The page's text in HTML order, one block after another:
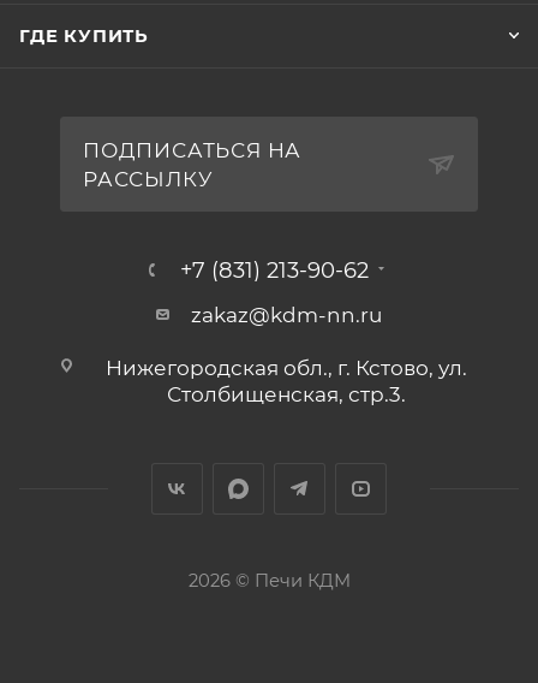
ГДЕ КУПИТЬ
ПОДПИСАТЬСЯ НА
РАССЫЛКУ
+7 (831) 213-90-62
zakaz@kdm-nn.ru
Нижегородская обл., г. Кстово, ул.
Столбищенская, стр.3.
2026 © Печи КДМ